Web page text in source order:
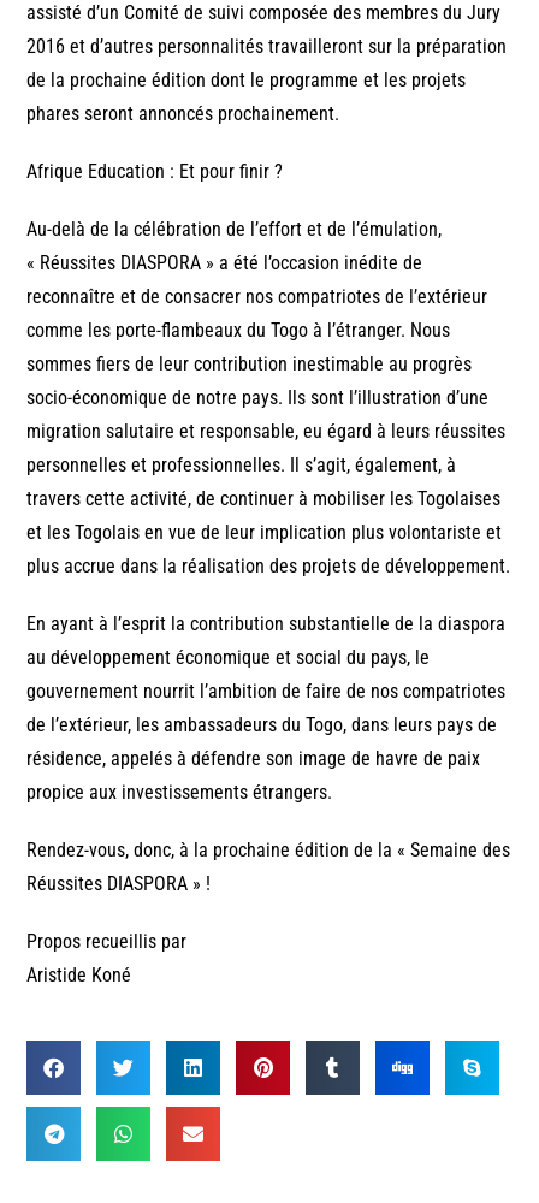
assisté d’un Comité de suivi composée des membres du Jury
2016 et d’autres personnalités travailleront sur la préparation
de la prochaine édition dont le programme et les projets
phares seront annoncés prochainement.
Afrique Education : Et pour finir ?
Au-delà de la célébration de l’effort et de l’émulation,
« Réussites DIASPORA » a été l’occasion inédite de
reconnaître et de consacrer nos compatriotes de l’extérieur
comme les porte-flambeaux du Togo à l’étranger. Nous
sommes fiers de leur contribution inestimable au progrès
socio-économique de notre pays. Ils sont l’illustration d’une
migration salutaire et responsable, eu égard à leurs réussites
personnelles et professionnelles. Il s’agit, également, à
travers cette activité, de continuer à mobiliser les Togolaises
et les Togolais en vue de leur implication plus volontariste et
plus accrue dans la réalisation des projets de développement.
En ayant à l’esprit la contribution substantielle de la diaspora
au développement économique et social du pays, le
gouvernement nourrit l’ambition de faire de nos compatriotes
de l’extérieur, les ambassadeurs du Togo, dans leurs pays de
résidence, appelés à défendre son image de havre de paix
propice aux investissements étrangers.
Rendez-vous, donc, à la prochaine édition de la « Semaine des
Réussites DIASPORA » !
Propos recueillis par
Aristide Koné